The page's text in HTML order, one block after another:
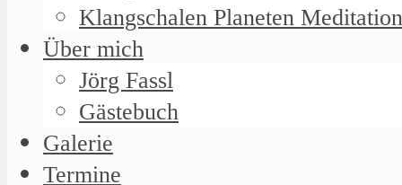
Klangschalen Planeten Meditation
Über mich
Jörg Fassl
Gästebuch
Galerie
Termine